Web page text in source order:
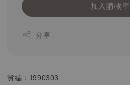
加入購物車
分享
貨編：1990303